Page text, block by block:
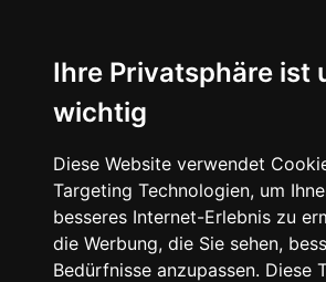
Ihre Privatsphäre ist
wichtig
Diese Website verwendet
Targeting Technologien, um
besseres Internet-Erlebnis zu
die Werbung, die Sie sehen,
Bedürfnisse anzupassen. Diese